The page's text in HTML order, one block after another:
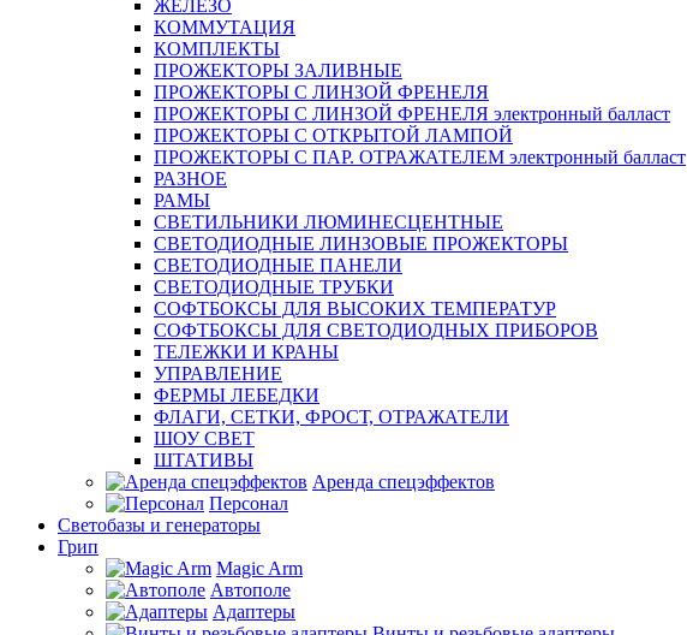
ЖЕЛЕЗО
КОММУТАЦИЯ
КОМПЛЕКТЫ
ПРОЖЕКТОРЫ ЗАЛИВНЫЕ
ПРОЖЕКТОРЫ С ЛИНЗОЙ ФРЕНЕЛЯ
ПРОЖЕКТОРЫ С ЛИНЗОЙ ФРЕНЕЛЯ электронный балласт
ПРОЖЕКТОРЫ С ОТКРЫТОЙ ЛАМПОЙ
ПРОЖЕКТОРЫ С ПАР. ОТРАЖАТЕЛЕМ электронный балласт
РАЗНОЕ
РАМЫ
СВЕТИЛЬНИКИ ЛЮМИНЕСЦЕНТНЫЕ
СВЕТОДИОДНЫЕ ЛИНЗОВЫЕ ПРОЖЕКТОРЫ
СВЕТОДИОДНЫЕ ПАНЕЛИ
СВЕТОДИОДНЫЕ ТРУБКИ
СОФТБОКСЫ ДЛЯ ВЫСОКИХ ТЕМПЕРАТУР
СОФТБОКСЫ ДЛЯ СВЕТОДИОДНЫХ ПРИБОРОВ
ТЕЛЕЖКИ И КРАНЫ
УПРАВЛЕНИЕ
ФЕРМЫ ЛЕБЕДКИ
ФЛАГИ, СЕТКИ, ФРОСТ, ОТРАЖАТЕЛИ
ШОУ СВЕТ
ШТАТИВЫ
Аренда спецэффектов
Персонал
Светобазы и генераторы
Грип
Magic Arm
Автополе
Адаптеры